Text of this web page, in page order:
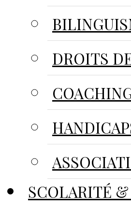
DROITS
SCOLARITÉ &